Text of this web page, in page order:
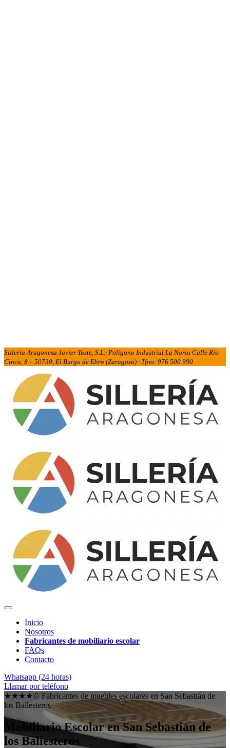
Sillería Aragonesa Javier Yuste, S.L.· Polígono Industrial La Noria Calle Río
Cinca, 8 – 50730, El Burgo de Ebro (Zaragoza) · Tfno: 976 500 990
Inicio
Nosotros
Fabricantes de mobiliario escolar
FAQs
Contacto
Whatsapp (24 horas)
Llamar por teléfono
★★★★✩ Fabricantes de muebles escolares en San Sebastián de
los Ballesteros
Mobiliario Escolar enSan Sebastián de
los Ballesteros